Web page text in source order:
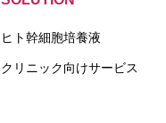
ヒト幹細胞培養液
クリニック向けサービス